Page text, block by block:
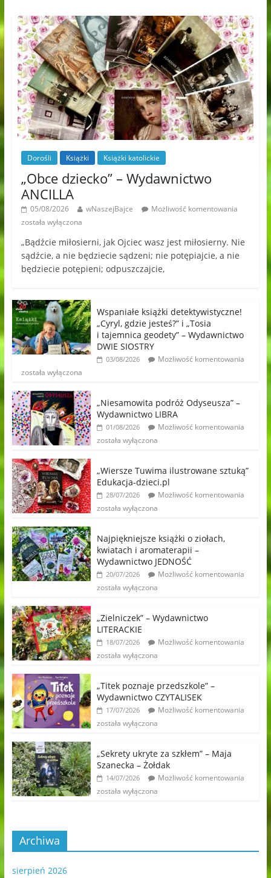
Dorośli Książki Książki katolickie
„Obce dziecko” – Wydawnictwo
ANCILLA
05/08/2026 wNaszejBajce
Możliwość komentowania
została wyłączona
„Bądźcie miłosierni, jak Ojciec wasz jest miłosierny. Nie
sądźcie, a nie będziecie sądzeni; nie potępiajcie, a nie
będziecie potępieni; odpuszczajcie,
Wspaniałe książki detektywistyczne!
„Cyryl, gdzie jesteś?” i „Tosia
i tajemnica geodety” – Wydawnictwo
DWIE SIOSTRY
03/08/2026
Możliwość komentowania
została wyłączona
„Niesamowita podróż Odyseusza” –
Wydawnictwo LIBRA
01/08/2026
Możliwość komentowania
została wyłączona
„Wiersze Tuwima ilustrowane sztuką”
Edukacja-dzieci.pl
28/07/2026
Możliwość komentowania
została wyłączona
Najpiękniejsze książki o ziołach,
kwiatach i aromaterapii –
Wydawnictwo JEDNOŚĆ
20/07/2026
Możliwość komentowania
została wyłączona
„Zielniczek” – Wydawnictwo
LITERACKIE
18/07/2026
Możliwość komentowania
została wyłączona
„Titek poznaje przedszkole” –
Wydawnictwo CZYTALISEK
17/07/2026
Możliwość komentowania
została wyłączona
„Sekrety ukryte za szkłem” – Maja
Szanecka – Żołdak
14/07/2026
Możliwość komentowania
została wyłączona
Archiwa
sierpień 2026